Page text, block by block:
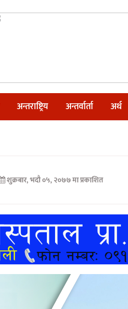
अन्तराष्ट्रिय अन्तर्वार्ता अर्थ
शुक्रबार, भदौ ०५, २०७७ मा प्रकाशित